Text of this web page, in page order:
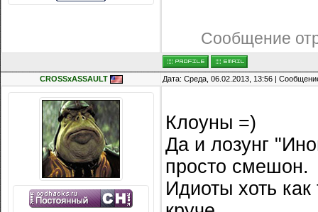
Сообщение
CROSSxASSAULT Дата: Среда, 06.02.2013, 13:56 |
Клоуны =)
Да и лозунг
просто смешон.
Идиоты хоть